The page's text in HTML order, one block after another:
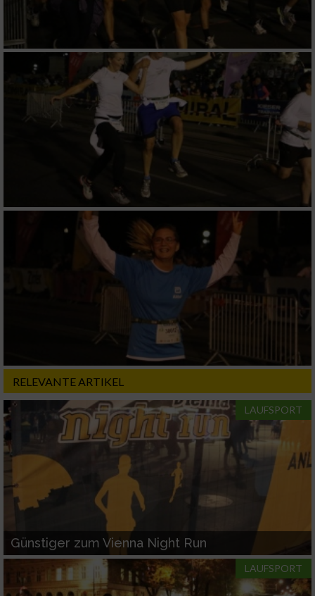
RELEVANTE ARTIKEL
LAUFSPORT
Günstiger zum Vienna Night Run
LAUFSPORT
Messung der Performance von Inhalten
Analyse von Zielgruppen durch Statistiken
oder Kombinationen von Daten aus
verschiedenen Quellen
Entwicklung und Verbesserung der Angebote
Verwendung reduzierter Daten zur Auswahl
Verwendung genauer Standortdaten
Geräte anhand von aktiv angeforderten
Informationen identifizieren
Nicht-IAB-Verarbeitungszwecke:
Funktional
Werbung